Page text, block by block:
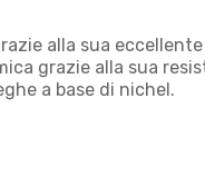
alla sua
grazie alla sua
a base di nichel.